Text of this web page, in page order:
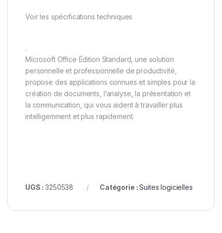
Voir les spécifications techniques
.
Microsoft Office Édition Standard, une solution
personnelle et professionnelle de productivité,
propose des applications connues et simples pour la
création de documents, l’analyse, la présentation et
la communication, qui vous aident à travailler plus
intelligemment et plus rapidement.
UGS :3250538 Catégorie :Suites logicielles